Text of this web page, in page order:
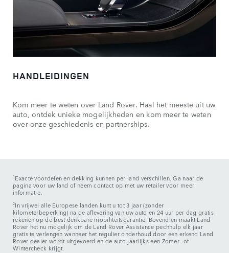
HANDLEIDINGEN
Kom meer te weten over Land Rover. Haal het meeste uit uw
auto, ontdek unieke mogelijkheden en kom meer te weten
over onze geschiedenis en partnerships.
1 Exacte voordelen en dekking kunnen per land verschillen. Ga naar de
pagina voor uw land of neem contact op met uw retailer voor meer
informatie.
2In vrijwel alle Europese landen kunt u tot 3 jaar (zonder
kilometerbeperking) na de aflevering van uw auto en 24 uur per dag gratis
rekenen op de best denkbare mobiliteitsgarantie. Bovendien maakt Land
Rover het nu mogelijk om de Land Rover Assistance pechhulp elk jaar
gratis te verlengen wanneer het regulier onderhoud door een erkend Land
Rover dealer wordt uitgevoerd en de auto jaarlijks een Zomer- of
Wintercheck krijgt.